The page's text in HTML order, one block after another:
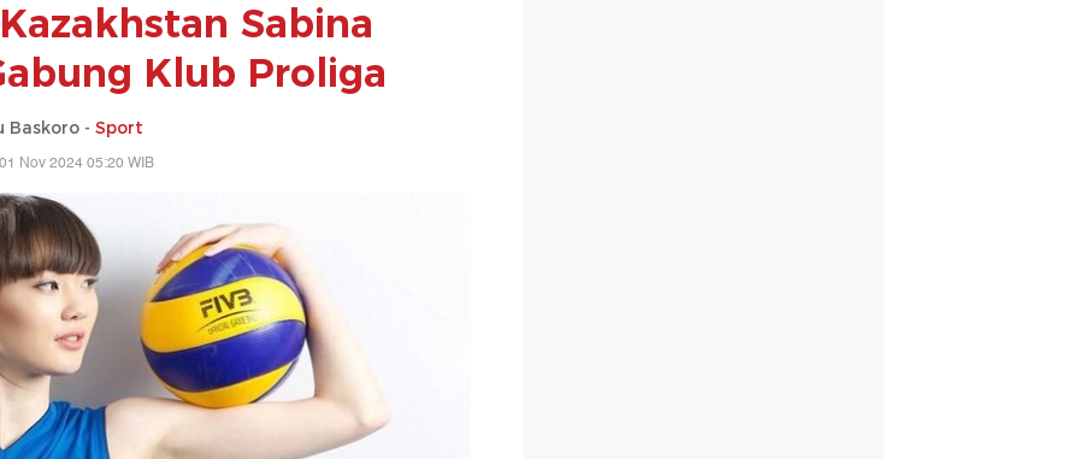
Sabina
Klub Proliga
Baskoro - Sport
Nov 2024 05:20 WIB